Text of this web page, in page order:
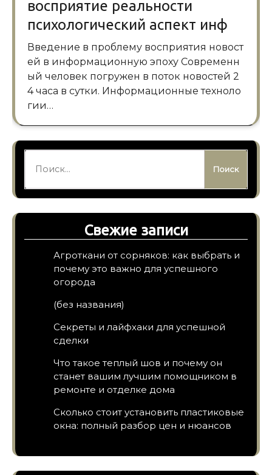
восприятие реальности
психологический аспект инф
Введение в проблему восприятия новост
ей в информационную эпоху Современн
ый человек погружен в поток новостей 2
4 часа в сутки. Информационные техноло
гии…
Свежие записи
Агроткани от сорняков: как выбрать и
почему это важно для успешного
огорода
(без названия)
Секреты и лайфхаки для успешной
сделки
Что такое теплый шов и почему он
станет вашим лучшим помощником в
ремонте и отделке дома
Сколько стоит установить пластиковые
окна: полный разбор цен и нюансов